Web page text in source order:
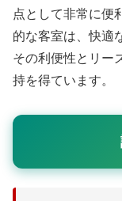
点として非常に便
的な客室は、快適
その利便性とリー
持を得ています。